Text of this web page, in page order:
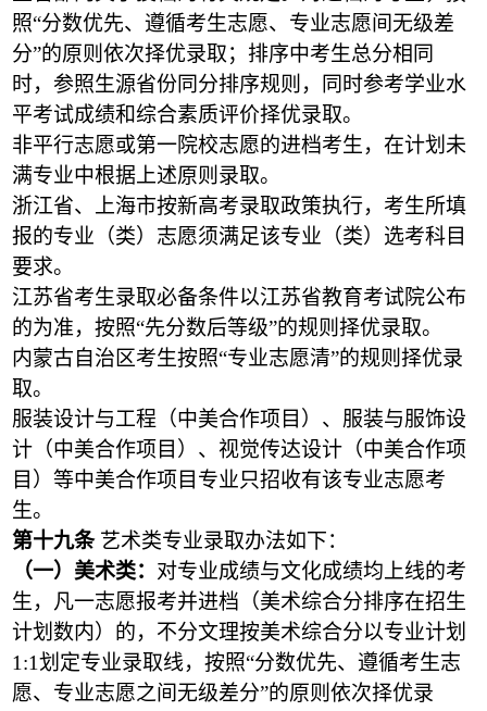
照“分数优先、遵循考生志愿、专业志愿间无级差
分”的原则依次择优录取；排序中考生总分相同
时，参照生源省份同分排序规则，同时参考学业水
平考试成绩和综合素质评价择优录取。
非平行志愿或第一院校志愿的进档考生，在计划未
满专业中根据上述原则录取。
浙江省、上海市按新高考录取政策执行，考生所填
报的专业（类）志愿须满足该专业（类）选考科目
要求。
江苏省考生录取必备条件以江苏省教育考试院公布
的为准，按照“先分数后等级”的规则择优录取。
内蒙古自治区考生按照“专业志愿清”的规则择优录
取。
服装设计与工程（中美合作项目）、服装与服饰设
计（中美合作项目）、视觉传达设计（中美合作项
目）等中美合作项目专业只招收有该专业志愿考
生。
第十九条艺术类专业录取办法如下：
（一）美术类： 对专业成绩与文化成绩均上线的考
生，凡一志愿报考并进档（美术综合分排序在招生
计划数内）的，不分文理按美术综合分以专业计划
1:1划定专业录取线，按照“分数优先、遵循考生志
愿、专业志愿之间无级差分”的原则依次择优录